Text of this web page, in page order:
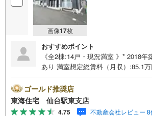
画像17枚
おすすめポイント
《全2棟:14戸・現況満室 》* 2018年
あり 満室想定総賃料（月収）:85.1万円（共益費含み） 年
い！エアコン・独立洗面室 * 未掲載
も可能です * アピールポイント *■現
入あり 1LDK＋駐車スペース・外物
ゴールド推奨店
東海住宅 仙台駅東支店
4.75 不動産会社レビュー 8